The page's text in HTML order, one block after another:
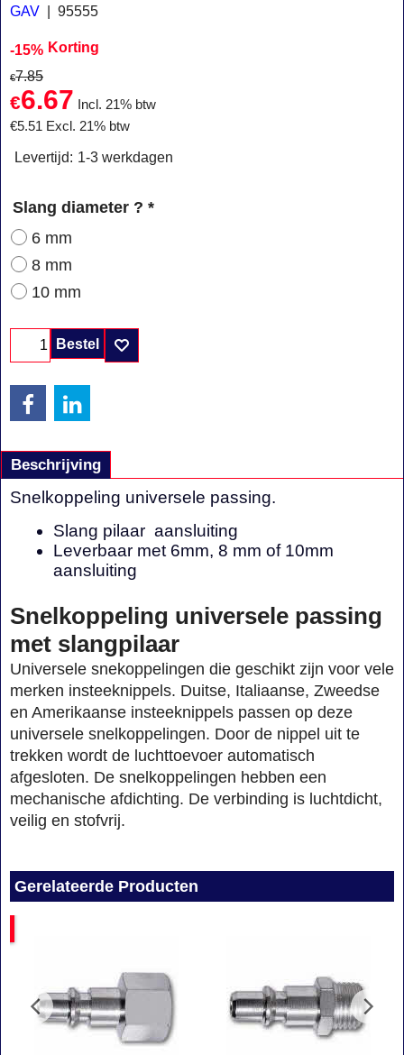
GAV 95555
-15% Korting
€7.85
€6.67
Incl. 21% btw
€5.51 Excl. 21% btw
Levertijd: 1-3 werkdagen
Slang diameter ? *
6 mm
8 mm
10 mm
Bestel
Beschrijving
Snelkoppeling universele passing.
Slang pilaar aansluiting
Leverbaar met 6mm, 8 mm of 10mm
aansluiting
Snelkoppeling universele passing
met slangpilaar
Universele snekoppelingen die geschikt zijn voor vele
merken insteeknippels. Duitse, Italiaanse, Zweedse
en Amerikaanse insteeknippels passen op deze
universele snelkoppelingen. Door de nippel uit te
trekken wordt de luchttoevoer automatisch
afgesloten. De snelkoppelingen hebben een
mechanische afdichting. De verbinding is luchtdicht,
veilig en stofvrij.
Gerelateerde Producten